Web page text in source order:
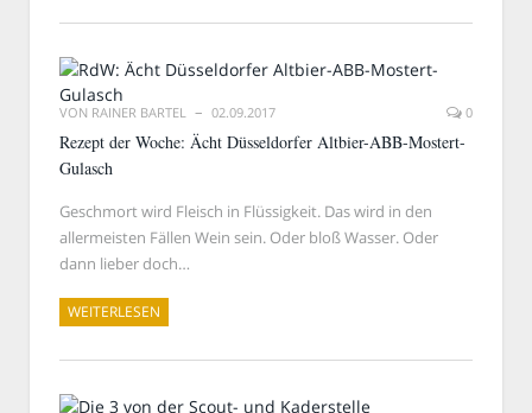
VON RAINER BARTEL 02.09.2017 0
Rezept der Woche: Ächt Düsseldorfer Altbier-ABB-Mostert-
Gulasch
Geschmort wird Fleisch in Flüssigkeit. Das wird in den
allermeisten Fällen Wein sein. Oder bloß Wasser. Oder
dann lieber doch…
WEITERLESEN